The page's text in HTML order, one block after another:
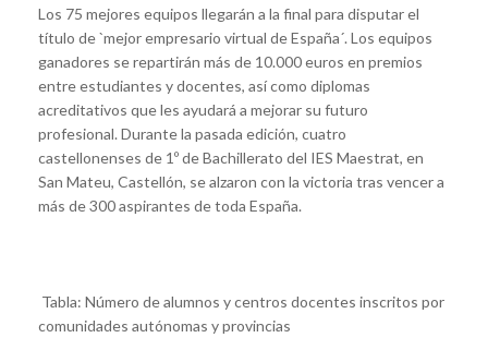
Los 75 mejores equipos llegarán a la final para disputar el
título de `mejor empresario virtual de España´. Los equipos
ganadores se repartirán más de 10.000 euros en premios
entre estudiantes y docentes, así como diplomas
acreditativos que les ayudará a mejorar su futuro
profesional. Durante la pasada edición, cuatro
castellonenses de 1º de Bachillerato del IES Maestrat, en
San Mateu, Castellón, se alzaron con la victoria tras vencer a
más de 300 aspirantes de toda España.
Tabla: Número de alumnos y centros docentes inscritos por
comunidades autónomas y provincias